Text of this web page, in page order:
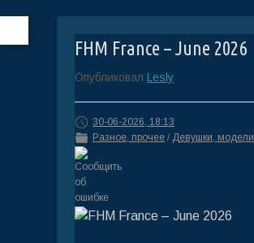
FHM France – June 2026
Опубликовал Lesly
30-06-2026, 18:13
Разное, прочее / Девушки, модели